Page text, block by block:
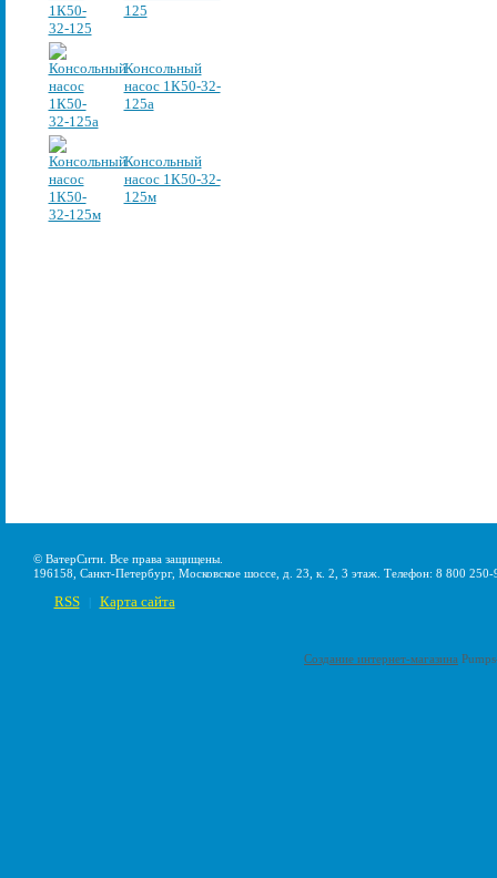
125
Консольный
насос 1К50-32-
125а
Консольный
насос 1К50-32-
125м
© ВатерСити. Все права защищены.
196158, Санкт-Петербург, Московское шоссе, д. 23, к. 2, 3 этаж. Телефон: 8 800
RSS Карта сайта
Создание интернет-магазина